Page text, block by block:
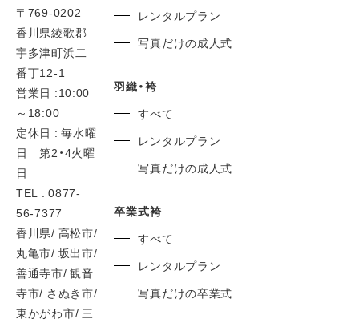
TEL:0877-56-7377
〒769-0202
香川県綾歌郡
宇多津町浜二
番丁12-1
営業日 :10:00
～18:00
定休日 : 毎水曜
日 第2・4火曜
日
TEL : 0877-
56-7377
香川県/ 高松市/
丸亀市/ 坂出市/
善通寺市/ 観音
寺市/ さぬき市/
東かがわ市/ 三
レンタルプラン
写真だけの成人式
羽織・袴
すべて
レンタルプラン
写真だけの成人式
卒業式袴
すべて
レンタルプラン
写真だけの卒業式